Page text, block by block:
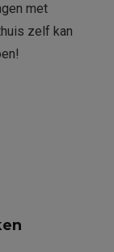
met
zelf kan